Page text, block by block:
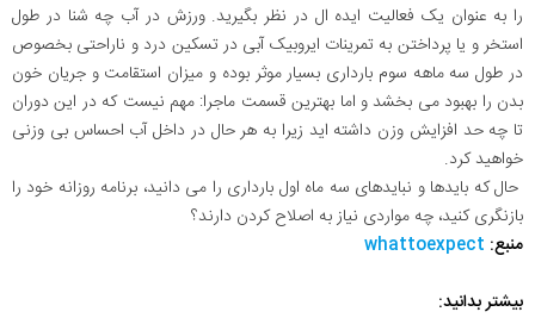
را به عنوان یک فعالیت ایده ال در نظر بگیرید. ورزش در آب چه شنا در طول
استخر و یا پرداختن به تمرینات ایروبیک آبی در تسکین درد و ناراحتی بخصوص
در طول سه ماهه سوم بارداری بسیار موثر بوده و میزان استقامت و جریان خون
بدن را بهبود می بخشد و اما بهترین قسمت ماجرا: مهم نیست که در این دوران
تا چه حد افزایش وزن داشته اید زیرا به هر حال در داخل آب احساس بی وزنی
خواهید کرد.
حال که بایدها و نبایدهای سه ماه اول بارداری را می دانید، برنامه روزانه خود را
بازنگری کنید، چه مواردی نیاز به اصلاح کردن دارند؟
منبع: whattoexpect
بیشتر بدانید: